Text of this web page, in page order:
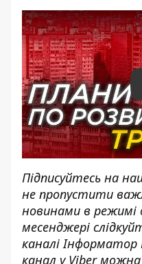
Підписуйтесь на
не пропустити
новинами в режимі
месенджері
каналіІнформатор
канал у Viber можна